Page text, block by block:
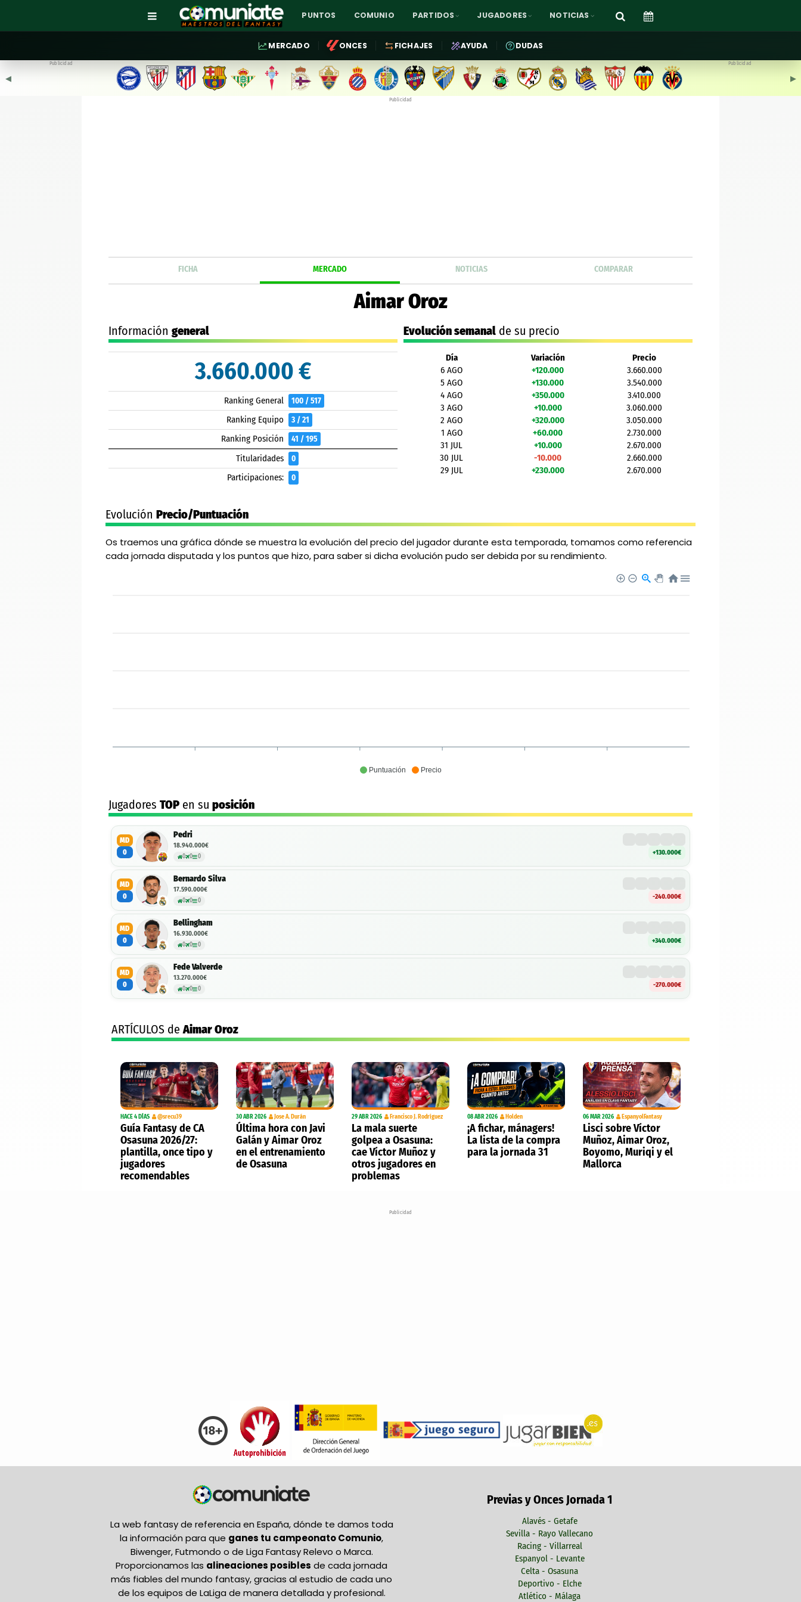
PUNTOS COMUNIO PARTIDOS JUGADORES NOTICIAS
MERCADO ONCES FICHAJES AYUDA DUDAS
◀︎ ▶︎
Publicidad Publicidad
Publicidad
FICHA MERCADO NOTICIAS COMPARAR
Aimar Oroz
Información general
3.660.000 €
Ranking General 100 / 517
Ranking Equipo 3 / 21
Ranking Posición 41 / 195
Titularidades 0
Participaciones: 0
Evolución semanal de su precio
Día Variación
Precio
6 AGO
+120.000
3.660.000
5 AGO
+130.000
3.540.000
4 AGO
+350.000
3.410.000
3 AGO
+10.000
3.060.000
2 AGO
+320.000
3.050.000
1 AGO
+60.000
2.730.000
31 JUL
+10.000
2.670.000
30 JUL
-10.000
2.660.000
29 JUL
+230.000 2.670.000
Evolución Precio/Puntuación
Os traemos una gráfica dónde se muestra la evolución del precio del jugador durante esta temporada, tomamos como referencia
cada jornada disputada y los puntos que hizo, para saber si dicha evolución pudo ser debida por su rendimiento.
Puntuación Precio
Jugadores TOP en su posición
MD
0
Pedri
18.940.000€
0 0 0
+130.000€
MD
0
Bernardo Silva
17.590.000€
0 0 0
-240.000€
MD
0
Bellingham
16.930.000€
0 0 0
+340.000€
MD
0
Fede Valverde
13.270.000€
0 0 0
-270.000€
ARTÍCULOS deAimar Oroz
HACE 4 DÍAS @srecu39
Guía Fantasy de CA
Osasuna 2026/27:
plantilla, once tipo y
jugadores
recomendables
30 ABR 2026 Jose A. Durán
Última hora con Javi
Galán y Aimar Oroz
en el entrenamiento
de Osasuna
29 ABR 2026 Francisco J. Rodríguez
La mala suerte
golpea a Osasuna:
cae Víctor Muñoz y
otros jugadores en
problemas
08 ABR 2026 Holden
¡A fichar, mánagers!
La lista de la compra
para la jornada 31
06 MAR 2026 EspanyolFantasy
Lisci sobre Víctor
Muñoz, Aimar Oroz,
Boyomo, Muriqi y el
Mallorca
Publicidad
La web fantasy de referencia en España, dónde te damos toda
la información para que ganes tu campeonato Comunio,
Biwenger, Futmondo o de Liga Fantasy Relevo o Marca.
Proporcionamos las alineaciones posibles de cada jornada
más fiables del mundo fantasy, gracias al estudio de cada uno
de los equipos de LaLiga de manera detallada y profesional.
Previas y Onces Jornada 1
Alavés - Getafe
Sevilla - Rayo Vallecano
Racing - Villarreal
Espanyol - Levante
Celta - Osasuna
Deportivo - Elche
Atlético - Málaga